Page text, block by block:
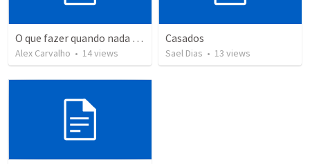
O que fazer quando nada faz sentido?
Alex Carvalho • 14views
Casados
Sael Dias • 13 views